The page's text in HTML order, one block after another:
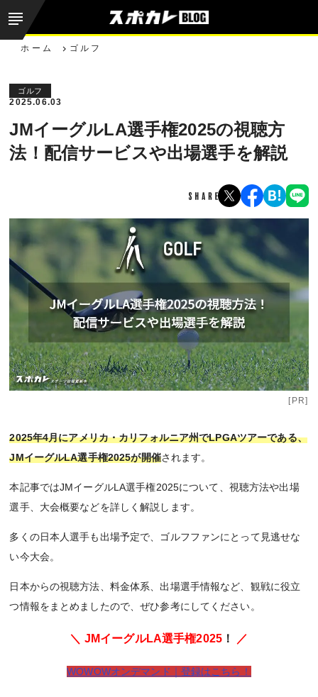
ホーム ゴルフ
ゴルフ
2025.06.03
JMイーグルLA選手権2025の視聴方
法！配信サービスや出場選手を解説
[PR]
2025年4月にアメリカ・カリフォルニア州でLPGAツアーである、
JMイーグルLA選手権2025が開催されます。
本記事ではJMイーグルLA選手権2025について、視聴方法や出場
選手、大会概要などを詳しく解説します。
多くの日本人選手も出場予定で、ゴルフファンにとって見逃せな
い今大会。
日本からの視聴方法、料金体系、出場選手情報など、観戦に役立
つ情報をまとめましたので、ぜひ参考にしてください。
＼ JMイーグルLA選手権2025 ！ ／
WOWOWオンデマンド｜登録はこちら！